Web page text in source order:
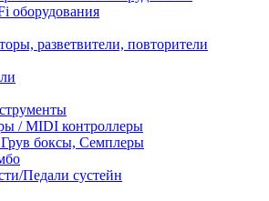
оборудования
разветвители, повторители
/ MIDI контроллеры
боксы, Семплеры
Педали сустейн